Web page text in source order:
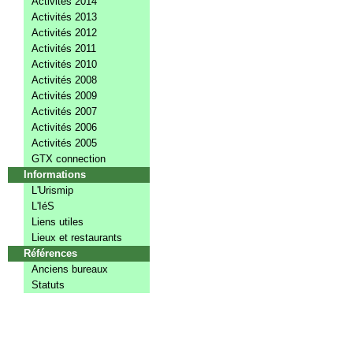
Activités 2013
Activités 2012
Activités 2011
Activités 2010
Activités 2008
Activités 2009
Activités 2007
Activités 2006
Activités 2005
GTX connection
Informations
L'Urismip
L'IéS
Liens utiles
Lieux et restaurants
Références
Anciens bureaux
Statuts